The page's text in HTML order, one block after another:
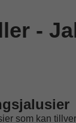
-
som kan